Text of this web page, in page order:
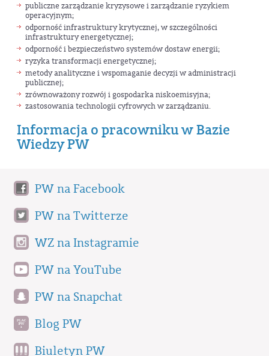
publiczne zarządzanie kryzysowe i zarządzanie ryzykiem
operacyjnym;
odporność infrastruktury krytycznej, w szczególności
infrastruktury energetycznej;
odporność i bezpieczeństwo systemów dostaw energii;
ryzyka transformacji energetycznej;
metody analityczne i wspomaganie decyzji w administracji
publicznej;
zrównoważony rozwój i gospodarka niskoemisyjna;
zastosowania technologii cyfrowych w zarządzaniu.
Informacja o pracowniku w Bazie
Wiedzy PW
PW na Facebook
PW na Twitterze
WZ na Instagramie
PW na YouTube
PW na Snapchat
Blog PW
Biuletyn PW